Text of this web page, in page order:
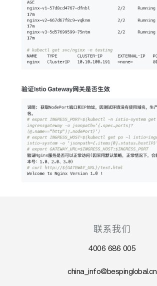
联系我们
4006 686 005
china_info@bespinglobal.cn